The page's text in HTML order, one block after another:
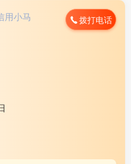
用小马 拨打电话